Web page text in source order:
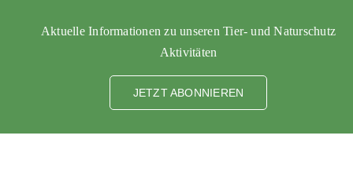
Aktuelle Informationen zu unseren Tier- und Naturschutz
Aktivitäten
JETZT ABONNIEREN